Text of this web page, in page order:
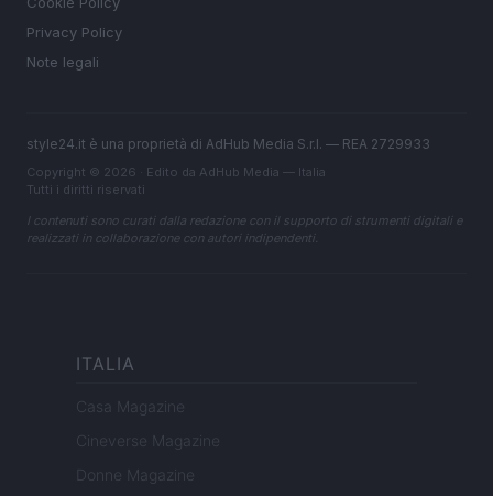
Privacy Policy
Note legali
style24.it è una proprietà di AdHub Media S.r.l. — REA 2729933
Copyright © 2026 · Edito da AdHub Media — Italia
Tutti i diritti riservati
I contenuti sono curati dalla redazione con il supporto di strumenti digitali e
realizzati in collaborazione con autori indipendenti.
ITALIA
Casa Magazine
Cineverse Magazine
Donne Magazine